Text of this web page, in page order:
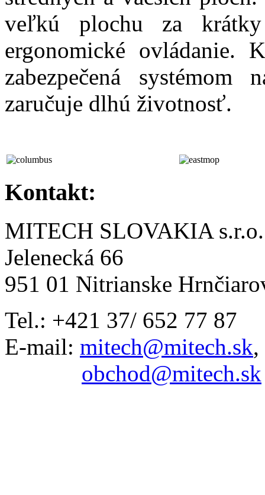
veľkú plochu za
ergonomické ovládanie.
zabezpečená
zaručuje dlhú životnosť.
Kontakt:
MITECH SLOVAKIA s.r.o.
Jelenecká 66
951 01 Nitrianske
Tel.: +421 37/ 652 77 87
E-mail: mitech@mitech.sk,
obchod@mitech.sk